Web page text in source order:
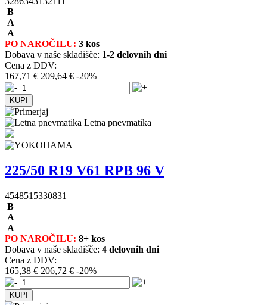
B
A
A
PO NAROČILU: 3 kos
Dobava v naše skladišče: 1-2 delovnih dni
Cena z DDV:
167,71 € 209,64 € -20%
Letna pnevmatika
225/50 R19 V61 RPB 96 V
4548515330831
B
A
A
PO NAROČILU: 8+ kos
Dobava v naše skladišče: 4 delovnih dni
Cena z DDV:
165,38 € 206,72 € -20%